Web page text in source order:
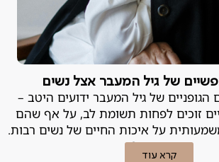
של גיל המעבר אצל נשים
הגופניים של גיל המעבר ידועים היטב –
זוכים לפחות תשומת לב, על אף שהם
על איכות החיים של נשים רבות.
מה עושים?
קרא עוד